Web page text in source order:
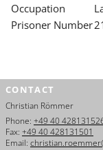
Leichte Sprache
Occupation
Prisoner Number
CONTACT
Christian Römmer
Phone: +49 40
Fax: +49 40 428131501
Email: